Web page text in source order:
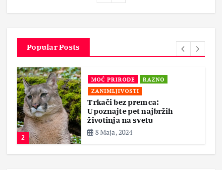
Popular Posts
2
MOĆ PRIRODE
RAZNO
ZANIMLJIVOSTI
Trkači bez premca:
Upoznajte pet najbržih
životinja na svetu
8 Maja, 2024